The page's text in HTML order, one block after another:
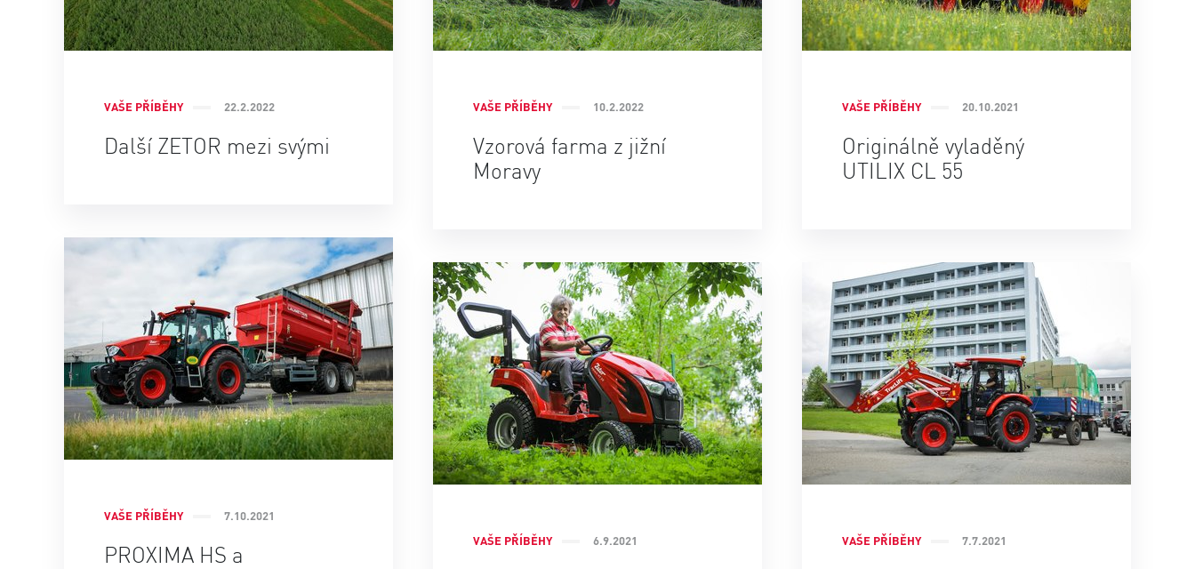
VAŠE PŘÍBĚHY 22.2.2022
Další ZETOR mezi svými
VAŠE PŘÍBĚHY 10.2.2022
Vzorová farma z jižní
Moravy
VAŠE PŘÍBĚHY 20.10.2021
Originálně vyladěný
UTILIX CL 55
VAŠE PŘÍBĚHY 7.10.2021
PROXIMA HS a
VAŠE PŘÍBĚHY 6.9.2021 VAŠE PŘÍBĚHY 7.7.2021